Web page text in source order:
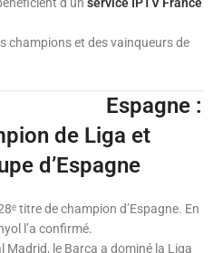
champions et des vainqueurs de
Espagne :
de Liga et
d’Espagne
titre de champion d’Espagne. En
l’a confirmé.
Madrid, le Barça a dominé la Liga